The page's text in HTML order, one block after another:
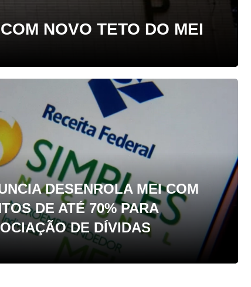
NOVO TETO DO MEI
DESENROLA MEI COM
DE ATÉ 70% PARA
DE DÍVIDAS